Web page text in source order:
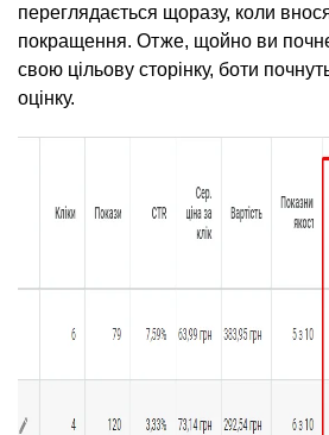
переглядається щоразу, коли
покращення. Отже, щойно ви
свою цільову сторінку, боти
оцінку.